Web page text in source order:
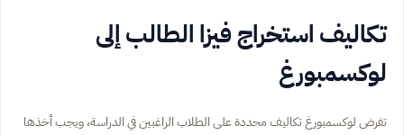
تكاليف استخراج فيزا الطالب إلى
لوكسمبورغ
تفرض لوكسمبورغ تكاليف محددة على الطلاب الراغبين في الدراسة، ويجب أخذها